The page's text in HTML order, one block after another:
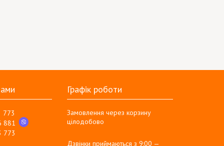
773
881
773
Графік роботи
Замовлення через корзину
цілодобово
Дзвінки приймаються з 9:00 —